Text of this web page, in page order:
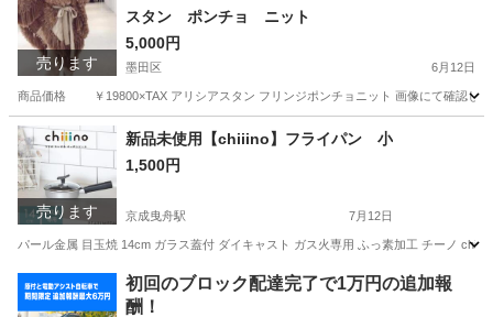
売ります
スタン ポンチョ ニット
5,000円
墨田区 6月12日
商品価格 ￥19800×TAX アリシアスタン フリンジポンチョニット 画像にて確認して
東京 墨田区 コート アリシアスタン
売ります
新品未使用【chiiino】フライパン 小
1,500円
京成曳舟駅 7月12日
パール金属 目玉焼 14cm ガラス蓋付 ダイキャスト ガス火専用 ふっ素加工
京成曳舟駅 調理器具 フライパン
初回のブロック配達完了で1万円の追加報
酬！